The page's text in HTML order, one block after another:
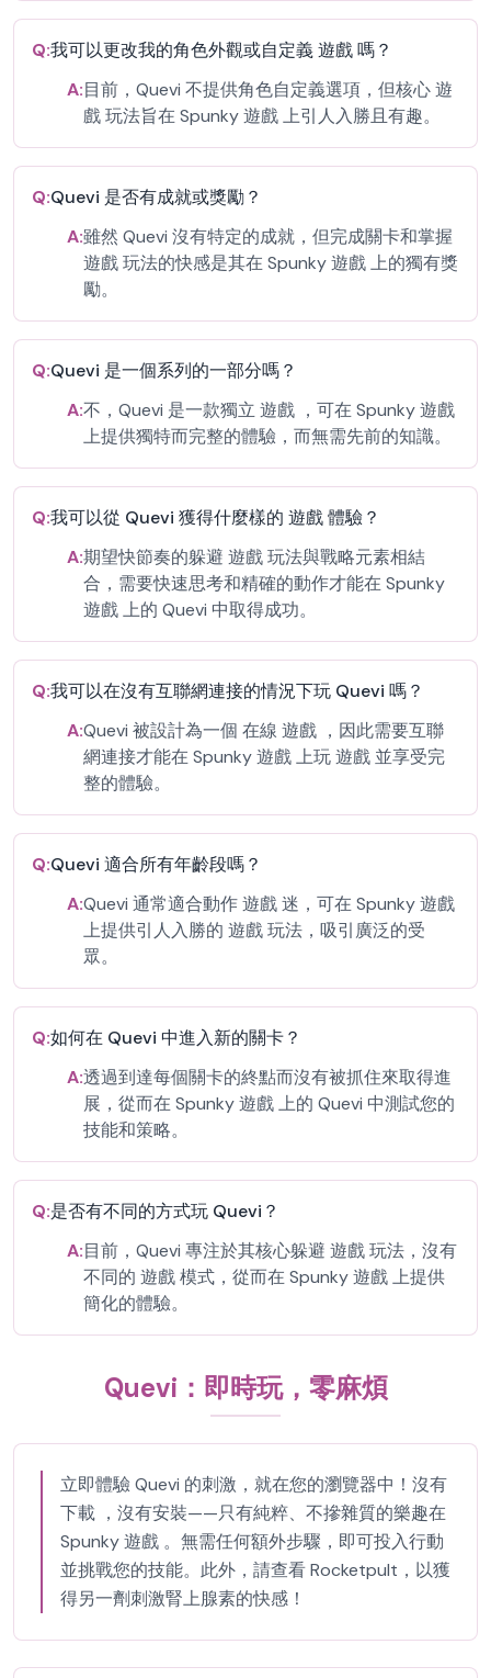
Q:我可以更改我的角色外觀或自定義 遊戲 嗎？
A:目前，Quevi 不提供角色自定義選項，但核心 遊
戲 玩法旨在 Spunky 遊戲 上引人入勝且有趣。
Q:Quevi 是否有成就或獎勵？
A:雖然 Quevi 沒有特定的成就，但完成關卡和掌握
遊戲 玩法的快感是其在 Spunky 遊戲 上的獨有獎
勵。
Q:Quevi 是一個系列的一部分嗎？
A:不，Quevi 是一款獨立 遊戲 ，可在 Spunky 遊戲
上提供獨特而完整的體驗，而無需先前的知識。
Q:我可以從 Quevi 獲得什麼樣的 遊戲 體驗？
A:期望快節奏的躲避 遊戲 玩法與戰略元素相結
合，需要快速思考和精確的動作才能在 Spunky
遊戲 上的 Quevi 中取得成功。
Q:我可以在沒有互聯網連接的情況下玩 Quevi 嗎？
A:Quevi 被設計為一個 在線 遊戲 ，因此需要互聯
網連接才能在 Spunky 遊戲 上玩 遊戲 並享受完
整的體驗。
Q:Quevi 適合所有年齡段嗎？
A:Quevi 通常適合動作 遊戲 迷，可在 Spunky 遊戲
上提供引人入勝的 遊戲 玩法，吸引廣泛的受
眾。
Q:如何在 Quevi 中進入新的關卡？
A:透過到達每個關卡的終點而沒有被抓住來取得進
展，從而在 Spunky 遊戲 上的 Quevi 中測試您的
技能和策略。
Q:是否有不同的方式玩 Quevi？
A:目前，Quevi 專注於其核心躲避 遊戲 玩法，沒有
不同的 遊戲 模式，從而在 Spunky 遊戲 上提供
簡化的體驗。
Quevi：即時玩，零麻煩
立即體驗 Quevi 的刺激，就在您的瀏覽器中！沒有
下載 ，沒有安裝——只有純粹、不摻雜質的樂趣在
Spunky 遊戲 。無需任何額外步驟，即可投入行動
並挑戰您的技能。此外，請查看 Rocketpult，以獲
得另一劑刺激腎上腺素的快感！